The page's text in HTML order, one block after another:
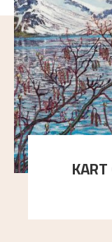
Utforsk